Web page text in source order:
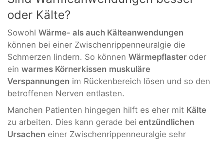
oder Kälte?
Sowohl Wärme- als auch Kälteanwendungen
können bei einer Zwischenrippenneuralgie die
Schmerzen lindern. So können Wärmepflaster oder
ein warmes Körnerkissen muskuläre
Verspannungen im Rückenbereich lösen und so den
betroffenen Nerven entlasten.
Manchen Patienten hingegen hilft es eher mit Kälte
zu arbeiten. Dies kann gerade bei entzündlichen
Ursachen einer Zwischenrippenneuralgie sehr